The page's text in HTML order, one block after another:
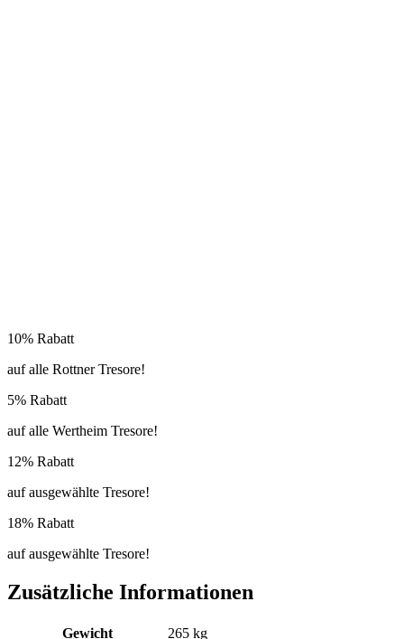
10% Rabatt
auf alle Rottner Tresore!
5% Rabatt
auf alle Wertheim Tresore!
12% Rabatt
auf ausgewählte Tresore!
18% Rabatt
auf ausgewählte Tresore!
Zusätzliche Informationen
Gewicht 265 kg